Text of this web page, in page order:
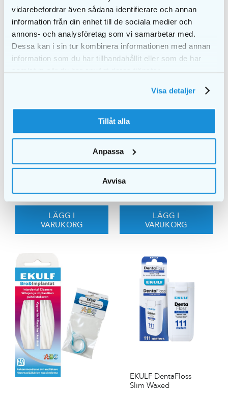
vidarebefordrar även sådana identifierare och annan
information från din enhet till de sociala medier och
annons- och analysföretag som vi samarbetar med.
Dessa kan i sin tur kombinera informationen med annan
information som du har tillhandahållit eller som de har
samlat in när du har använt deras tjänster.
Visa detaljer
Tillåt alla
Anpassa
Avvisa
69,00kr
LÄGG I
VARUKORG
EKULF ImplantFloss
tandtråd
49,00kr
LÄGG I
VARUKORG
EKULF DentaFloss
Slim Waxed